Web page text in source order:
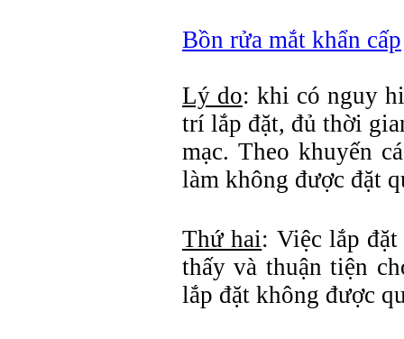
Bồn rửa mắt khẩn cấp
Lý do: khi có nguy
trí lắp đặt, đủ thời
mạc. Theo khuyến
làm không được đặt
Thứ hai: Việc lắp
thấy và thuận tiện
lắp đặt không được